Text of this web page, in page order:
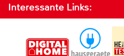
Interessante Links: